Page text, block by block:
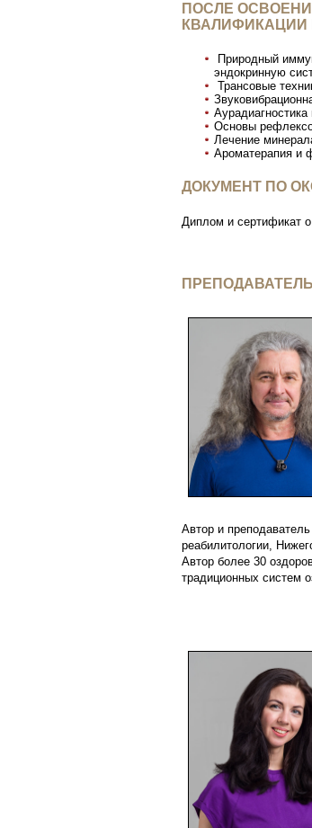
ПОСЛЕ
Природный
эндокринную
Трансовые
Основы
Лечение
Ароматерапия и
ДОКУМЕНТ ПО
Диплом и сертификат
Автор и
реабилитологии,
Автор более 30
традиционных систем